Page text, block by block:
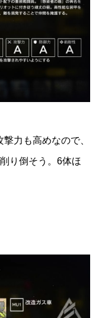
力も高めなので、
り倒そう。6体ほ